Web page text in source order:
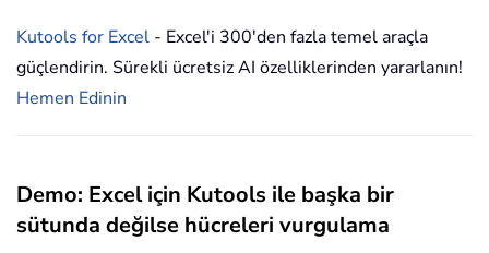
Kutools for Excel - Excel'i 300'den fazla temel araçla
güçlendirin. Sürekli ücretsiz AI özelliklerinden yararlanın!
Hemen Edinin
Demo: Excel için Kutools ile başka bir
sütunda değilse hücreleri vurgulama